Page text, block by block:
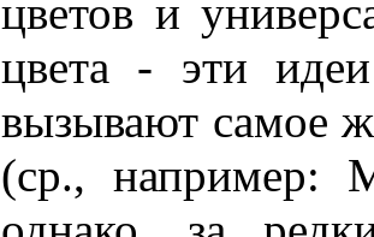
цветов и
цвета - эти
вызывают самое
(ср., например: